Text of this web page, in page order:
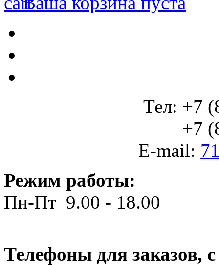
Тел: +7
+7
E-mail:
Режим работы:
Пн-Пт 9.00 - 18.00
Телефоны для заказов,